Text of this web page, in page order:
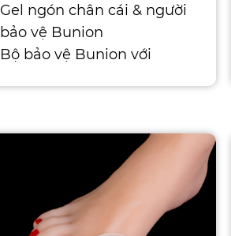
Gel ngón chân cái & người
bảo vệ Bunion
Bộ bảo vệ Bunion với